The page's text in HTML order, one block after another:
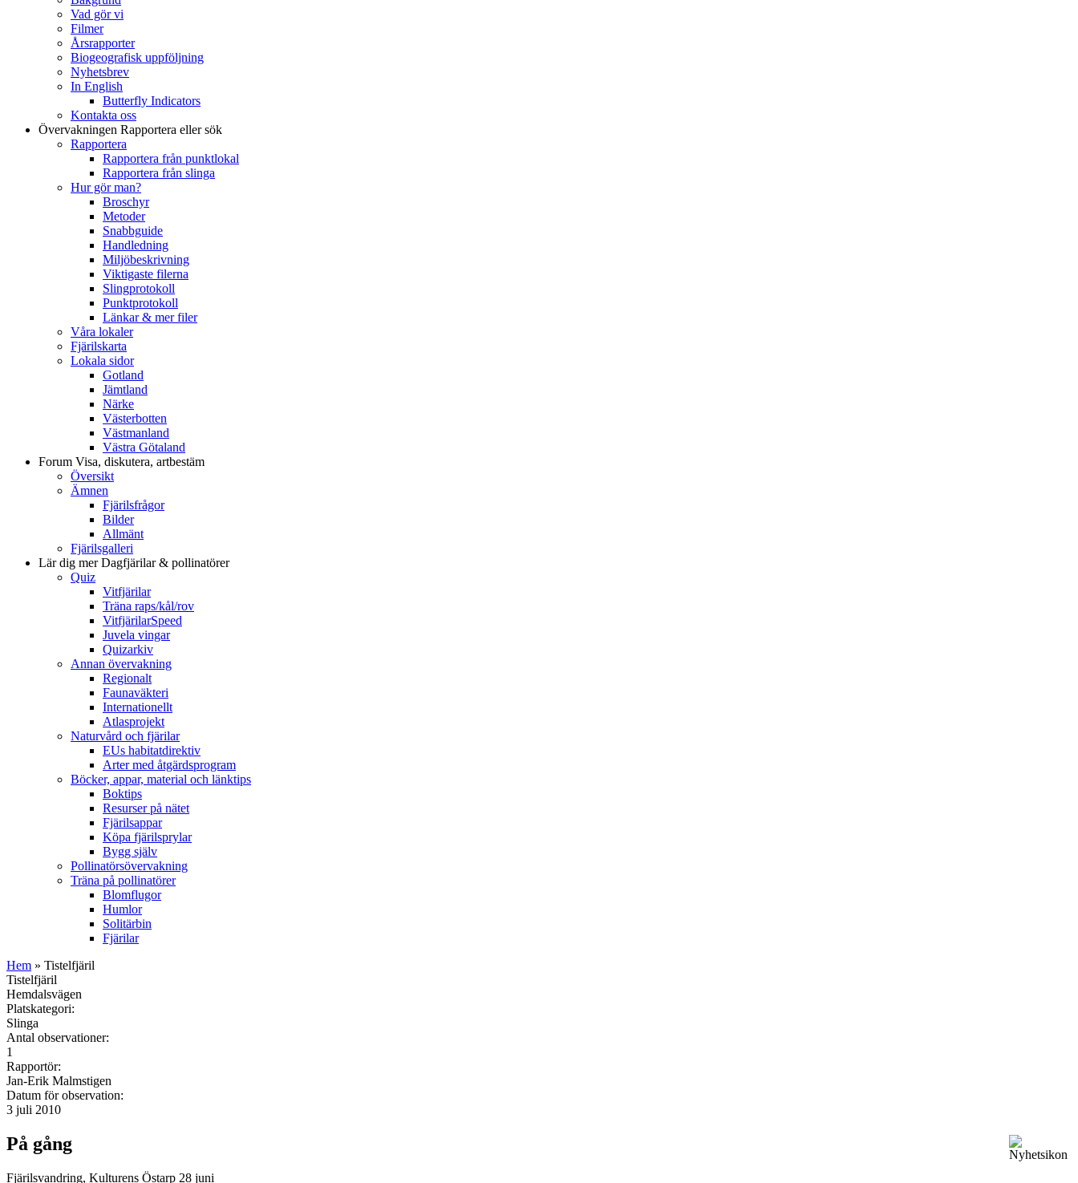
Vad gör vi
Filmer
Årsrapporter
Biogeografisk uppföljning
Nyhetsbrev
In English
Butterfly Indicators
Kontakta oss
Övervakningen Rapportera eller sök
Rapportera
Rapportera från punktlokal
Rapportera från slinga
Hur gör man?
Broschyr
Metoder
Snabbguide
Handledning
Miljöbeskrivning
Viktigaste filerna
Slingprotokoll
Punktprotokoll
Länkar & mer filer
Våra lokaler
Fjärilskarta
Lokala sidor
Gotland
Jämtland
Närke
Västerbotten
Västmanland
Västra Götaland
Forum Visa, diskutera, artbestäm
Översikt
Ämnen
Fjärilsfrågor
Bilder
Allmänt
Fjärilsgalleri
Lär dig merDagfjärilar & pollinatörer
Quiz
Vitfjärilar
Träna raps/kål/rov
VitfjärilarSpeed
Juvela vingar
Quizarkiv
Annan övervakning
Regionalt
Faunaväkteri
Internationellt
Atlasprojekt
Naturvård och fjärilar
EUs habitatdirektiv
Arter med åtgärdsprogram
Böcker, appar, material och länktips
Boktips
Resurser på nätet
Fjärilsappar
Köpa fjärilsprylar
Bygg själv
Pollinatörsövervakning
Träna på pollinatörer
Blomflugor
Humlor
Solitärbin
Fjärilar
Hem » Tistelfjäril
Tistelfjäril
Hemdalsvägen
Platskategori:
Slinga
Antal observationer:
1
Rapportör:
Jan-Erik Malmstigen
Datum för observation:
3 juli 2010
På gång
Fjärilsvandring, Kulturens Östarp 28 juni